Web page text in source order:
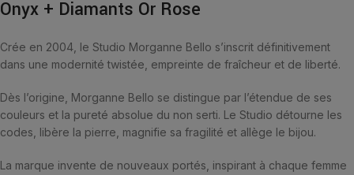
Onyx + Diamants Or Rose
Crée en 2004, le Studio Morganne Bello s’inscrit définitivement
dans une modernité twistée, empreinte de fraîcheur et de liberté.
Dès l’origine, Morganne Bello se distingue par l’étendue de ses
couleurs et la pureté absolue du non serti. Le Studio détourne les
codes, libère la pierre, magnifie sa fragilité et allège le bijou.
La marque invente de nouveaux portés, inspirant à chaque femme